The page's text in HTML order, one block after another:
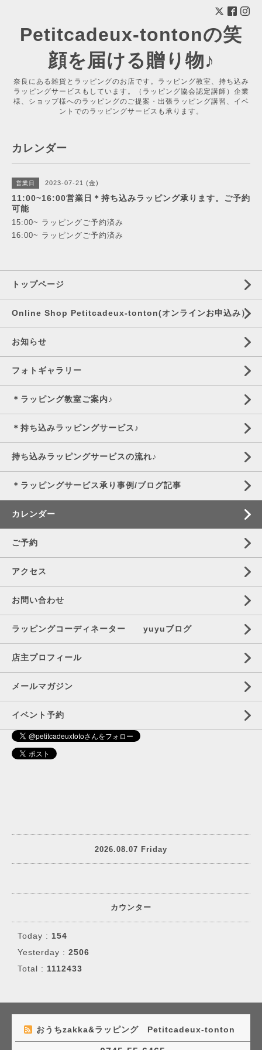
Petitcadeux-tontonの笑
顔を届ける贈り物♪
奈良にある雑貨とラッピングのお店です。ラッピング教室、持ち込み
ラッピングサービスもしています。（ラッピング協会認定講師）企業
様、ショップ様へのラッピングのご提案・出張ラッピング講習、イベ
ントでのラッピングサービスも承ります。
カレンダー
営業日 2023-07-21 (金)
11:00~16:00営業日＊持ち込みラッピング承ります。ご予約
可能
15:00~ ラッピングご予約済み
16:00~ ラッピングご予約済み
トップページ
Online Shop Petitcadeux-tonton(オンラインお申込み）
お知らせ
フォトギャラリー
＊ラッピング教室ご案内♪
＊持ち込みラッピングサービス♪
持ち込みラッピングサービスの流れ♪
＊ラッピングサービス承り事例/ブログ記事
カレンダー
ご予約
アクセス
お問い合わせ
ラッピングコーディネーター yuyuブログ
店主プロフィール
メールマガジン
イベント予約
2026.08.07 Friday
カウンター
Today : 154
Yesterday : 2506
Total : 1112433
おうちzakka&ラッピング Petitcadeux-tonton